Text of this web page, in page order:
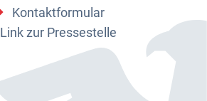
Kontaktformular
Link zur Pressestelle